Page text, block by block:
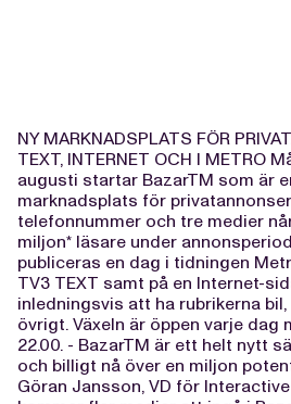
NY MARKNADSPLATS FÖR
TEXT, INTERNET OCH I METRO
augusti startar BazarTM som är
marknadsplats för
telefonnummer och tre medier
miljon* läsare under
publiceras en dag i tidningen
TV3 TEXT samt på en Internet-
inledningsvis att ha rubrikerna
övrigt. Växeln är öppen varje dag
22.00. - BazarTM är ett helt nytt
och billigt nå över en miljon
Göran Jansson, VD för